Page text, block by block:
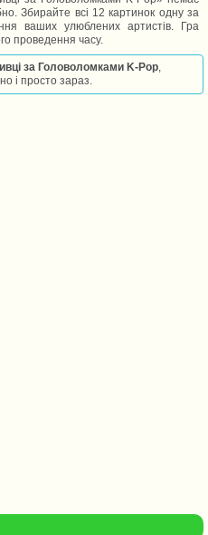
Збирайте всі 12 картинок одну за
ваших улюблених артистів. Гра
проведення часу.
за Головоломками K-Pop,
і просто зараз.